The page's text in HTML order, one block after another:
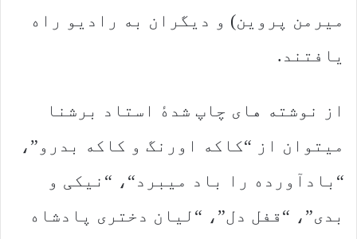
میرمن پروین) و دیگران به رادیو راه
یافتند.
از نوشته های چاپ شدهٔ استاد برشنا
میتوان از “کاکه اورنگ و کاکه بدرو”،
“بادآورده را باد میبرد“، “نیکی و
بدی”، “قفل دل”، “لیان دختری پادشاه